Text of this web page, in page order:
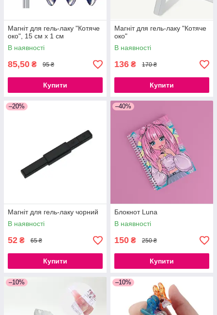
Магніт для гель-лаку "Котяче
око", 15 см х 1 см
В наявності
85,50 ₴ 95 ₴
Купити
Магніт для гель-лаку "Котяче
око"
В наявності
136 ₴ 170 ₴
Купити
–20%
Магніт для гель-лаку чорний
В наявності
52 ₴ 65 ₴
Купити
–40%
Блокнот Luna
В наявності
150 ₴ 250 ₴
Купити
–10% –10%